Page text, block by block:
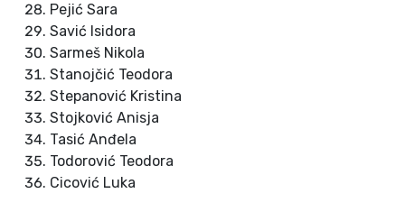
Pejić Sara
Savić Isidora
Sarmeš Nikola
Stanojčić Teodora
Stepanović Kristina
Stojković Anisja
Tasić Anđela
Todorović Teodora
Cicović Luka